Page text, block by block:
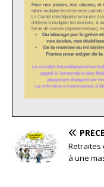
Retraites
à une